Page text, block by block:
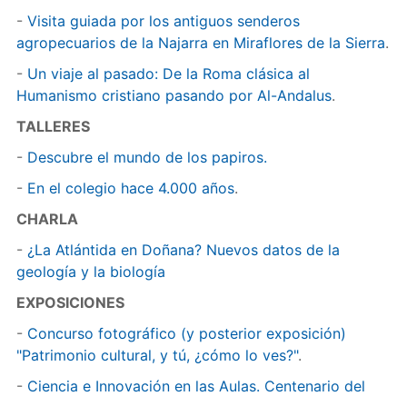
- Visita guiada por los antiguos senderos
agropecuarios de la Najarra en Miraflores de la Sierra.
- Un viaje al pasado: De la Roma clásica al
Humanismo cristiano pasando por Al-Andalus.
TALLERES
- Descubre el mundo de los papiros.
- En el colegio hace 4.000 años.
CHARLA
- ¿La Atlántida en Doñana? Nuevos datos de la
geología y la biología
EXPOSICIONES
- Concurso fotográfico (y posterior exposición)
"Patrimonio cultural, y tú, ¿cómo lo ves?".
- Ciencia e Innovación en las Aulas. Centenario del